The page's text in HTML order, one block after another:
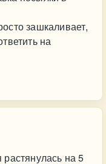
зашкаливает,
на
на 5